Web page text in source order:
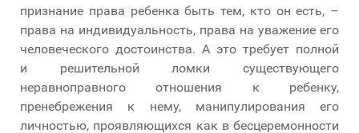
признание права ребенка быть тем, кто он есть, –
права на индивидуальность, права на уважение его
человеческого достоинства. А это требует полной
и решительной ломки существующего
неравноправного отношения к ребенку,
пренебрежения к нему, манипулирования его
личностью, проявляющихся как в бесцеремонности